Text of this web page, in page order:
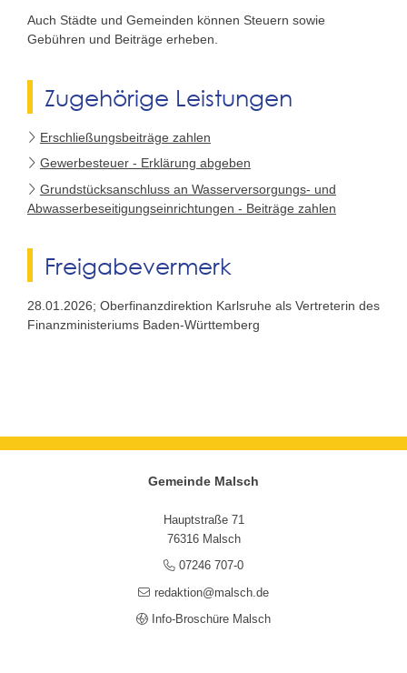
Auch Städte und Gemeinden können Steuern sowie
Gebühren und Beiträge erheben.
Zugehörige Leistungen
Erschließungsbeiträge zahlen
Gewerbesteuer - Erklärung abgeben
Grundstücksanschluss an Wasserversorgungs- und
Abwasserbeseitigungseinrichtungen - Beiträge zahlen
Freigabevermerk
28.01.2026; Oberfinanzdirektion Karlsruhe als Vertreterin des
Finanzministeriums Baden-Württemberg
Gemeinde Malsch
Hauptstraße 71
76316 Malsch
07246 707-0
redaktion@malsch.de
Info-Broschüre Malsch